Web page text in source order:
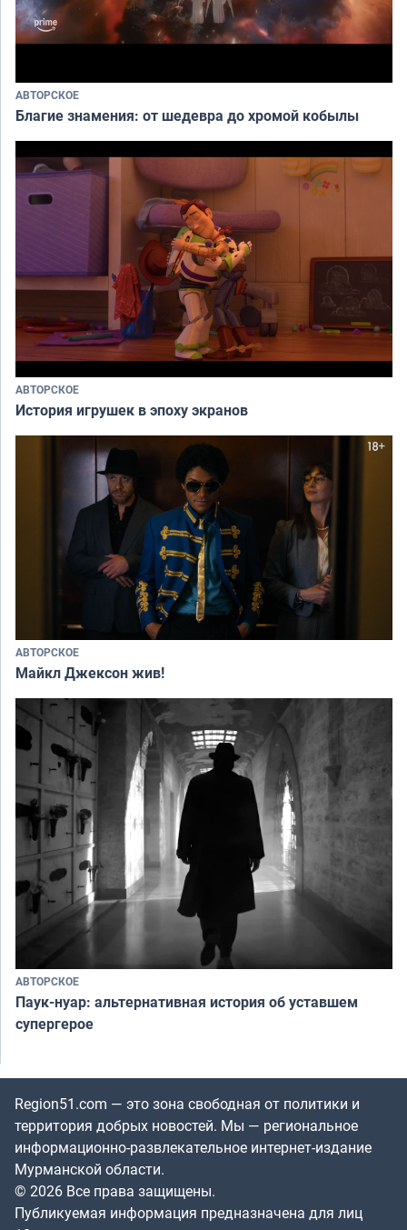
АВТОРСКОЕ
Благие знамения: от шедевра до хромой кобылы
АВТОРСКОЕ
История игрушек в эпоху экранов
АВТОРСКОЕ
Майкл Джексон жив!
АВТОРСКОЕ
Паук-нуар: альтернативная история об уставшем
супергерое
Region51.com — это зона свободная от политики и
территория добрых новостей. Мы — региональное
информационно-развлекательное интернет-издание
Мурманской области.
© 2026 Все права защищены.
Публикуемая информация предназначена для лиц